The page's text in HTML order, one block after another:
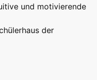
und motivierende
der